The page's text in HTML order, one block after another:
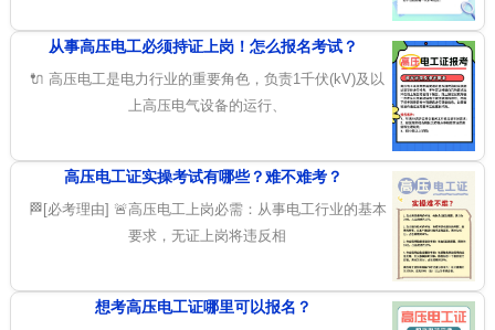
从事高压电工必须持证上岗！怎么报名考试？
🔌 高压电工是电力行业的重要角色，负责1千伏(kV)及以
上高压电气设备的运行、
高压电工证实操考试有哪些？难不难考？
🏁[必考理由] 🚨高压电工上岗必需：从事电工行业的基本
要求，无证上岗将违反相
想考高压电工证哪里可以报名？